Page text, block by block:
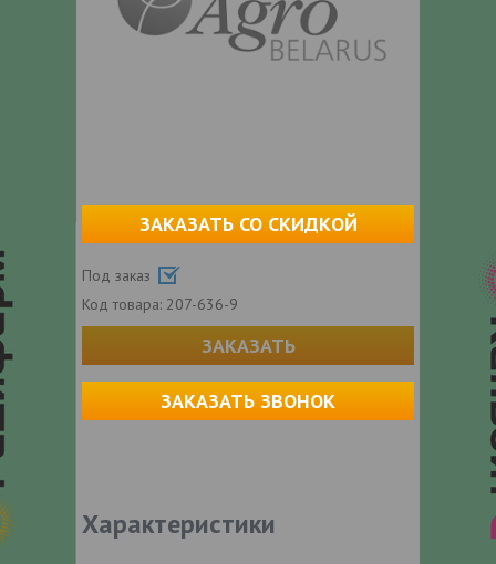
ЗАКАЗАТЬ СО СКИДКОЙ
Под заказ
Код товара: 207-636-9
ЗАКАЗАТЬ
ЗАКАЗАТЬ ЗВОНОК
Характеристики